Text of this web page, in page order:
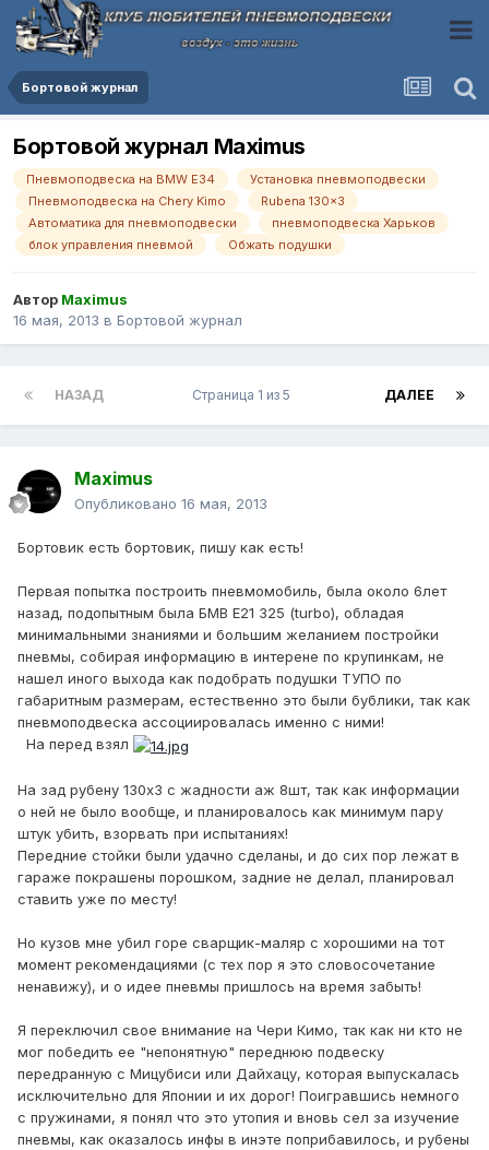
Бортовой журнал
Бортовой журнал Maximus
Пневмоподвеска на BMW E34
Установка пневмоподвески
Пневмоподвеска на Chery Kimo
Rubena 130x3
Автоматика для пневмоподвески
пневмоподвеска Харьков
блок управления пневмой
Обжать подушки
Автор Maximus
16 мая, 2013 в Бортовой журнал
НАЗАД ДАЛЕЕ
Страница 1 из 5
Maximus
Опубликовано 16 мая, 2013
Бортовик есть бортовик, пишу как есть!
Первая попытка построить пневмомобиль, была около 6лет
назад, подопытным была БМВ Е21 325 (turbo), обладая
минимальными знаниями и большим желанием постройки
пневмы, собирая информацию в интерене по крупинкам, не
нашел иного выхода как подобрать подушки ТУПО по
габаритным размерам, естественно это были бублики, так как
пневмоподвеска ассоциировалась именно с ними!
На перед взял
На зад рубену 130х3 с жадности аж 8шт, так как информации
о ней не было вообще, и планировалось как минимум пару
штук убить, взорвать при испытаниях!
Передние стойки были удачно сделаны, и до сих пор лежат в
гараже покрашены порошком, задние не делал, планировал
ставить уже по месту!
Но кузов мне убил горе сварщик-маляр с хорошими на тот
момент рекомендациями (с тех пор я это словосочетание
ненавижу), и о идее пневмы пришлось на время забыть!
Я переключил свое внимание на Чери Кимо, так как ни кто не
мог победить ее "непонятную" переднюю подвеску
передранную с Мицубиси или Дайхацу, которая выпускалась
исключительно для Японии и их дорог! Поигравшись немного
с пружинами, я понял что это утопия и вновь сел за изучение
пневмы, как оказалось инфы в инэте поприбавилось, и рубены